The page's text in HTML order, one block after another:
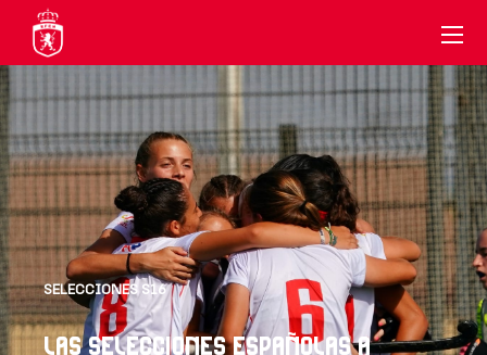
SELECCIONES S16
LAS SELECCIONES ESPAÑOLAS A